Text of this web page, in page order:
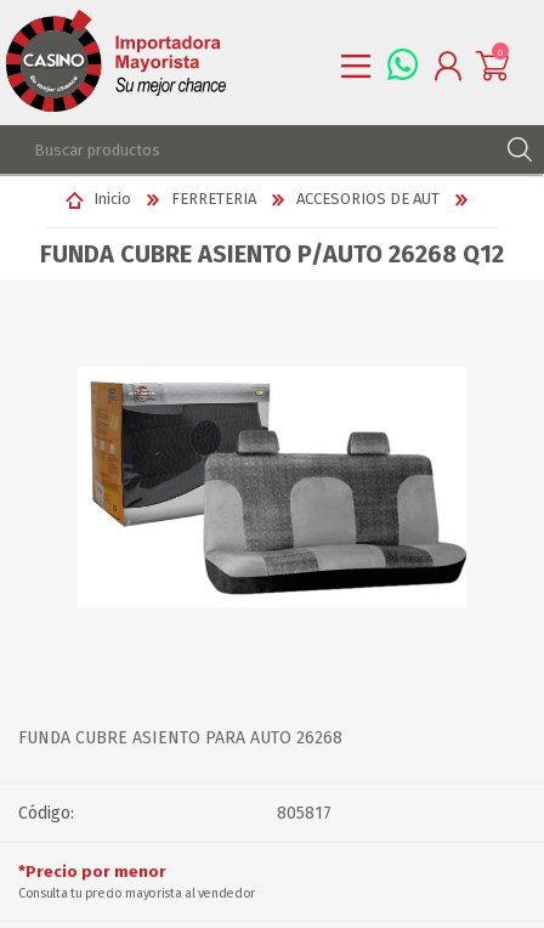
REGISTRARSE
LISTA DE DESEOS
0
Inicio FERRETERIA ACCESORIOS DE AUT
FUNDA CUBRE ASIENTO P/AUTO 26268 Q12
FUNDA CUBRE ASIENTO PARA AUTO 26268
Código: 805817
*Precio por menor
Consulta tu precio mayorista al vendedor